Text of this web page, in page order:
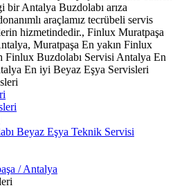
bir Antalya Buzdolabı arıza
araçlamız tecrübeli servis
hizmetindedir., Finlux Muratpaşa
Muratpaşa En yakın Finlux
Finlux Buzdolabı Servisi Antalya En
En iyi Beyaz Eşya Servisleri
Beyaz Eşya Teknik Servisi
/ Antalya